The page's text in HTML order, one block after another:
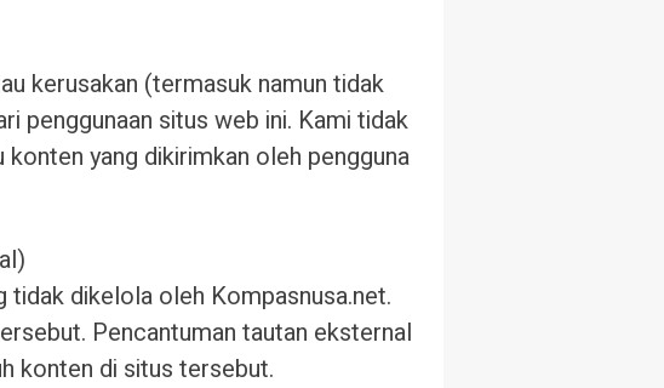
kerusakan (termasuk namun tidak
penggunaan situs web ini. Kami tidak
yang dikirimkan oleh pengguna
dikelola oleh Kompasnusa.net.
Pencantuman tautan eksternal
konten di situs tersebut.